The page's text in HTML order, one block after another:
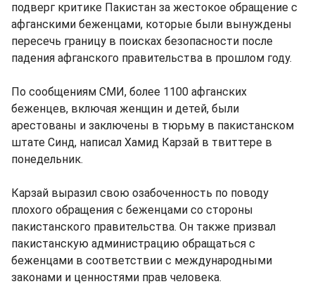
подверг критике Пакистан за жестокое обращение с
афганскими беженцами, которые были вынуждены
пересечь границу в поисках безопасности после
падения афганского правительства в прошлом году.
По сообщениям СМИ, более 1100 афганских
беженцев, включая женщин и детей, были
арестованы и заключены в тюрьму в пакистанском
штате Синд, написал Хамид Карзай в твиттере в
понедельник.
Карзай выразил свою озабоченность по поводу
плохого обращения с беженцами со стороны
пакистанского правительства. Он также призвал
пакистанскую администрацию обращаться с
беженцами в соответствии с международными
законами и ценностями прав человека.